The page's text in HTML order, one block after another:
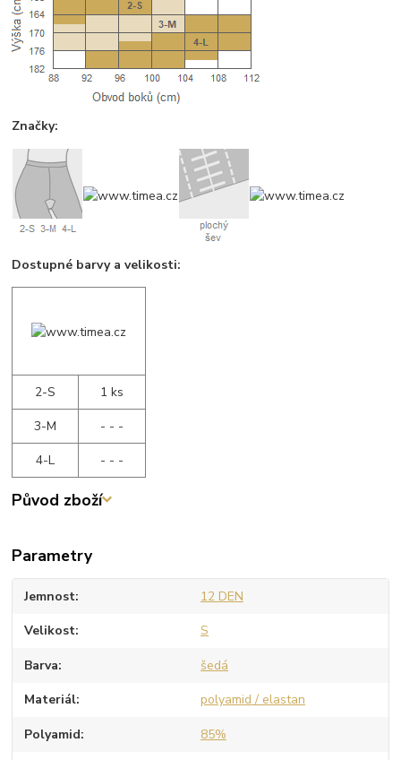
Značky:
Dostupné barvy a velikosti:
2-S
1 ks
3-M
- - -
4-L
- - -
Původ zboží
Parametry
Jemnost 12 DEN
Velikost S
Barva šedá
Materiál polyamid / elastan
Polyamid 85%